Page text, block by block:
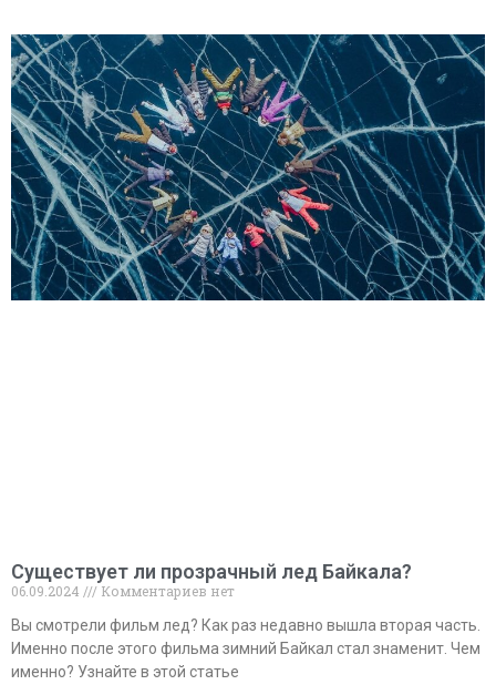
Существует ли прозрачный лед Байкала?
06.09.2024
Комментариев нет
Вы смотрели фильм лед? Как раз недавно вышла вторая часть.
Именно после этого фильма зимний Байкал стал знаменит. Чем
именно? Узнайте в этой статье